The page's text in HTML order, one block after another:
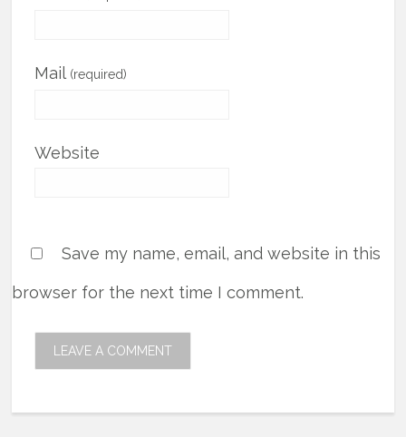
Mail (required)
Website
Save my name, email, and website in this
browser for the next time I comment.